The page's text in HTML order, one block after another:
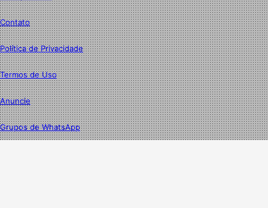
Contato
Política de Privacidade
Termos de Uso
Anuncie
Grupos de WhatsApp